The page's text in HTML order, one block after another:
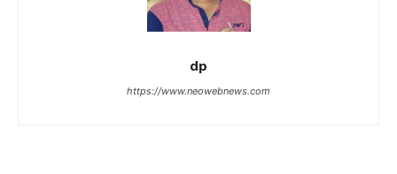
dp
https://www.neowebnews.com